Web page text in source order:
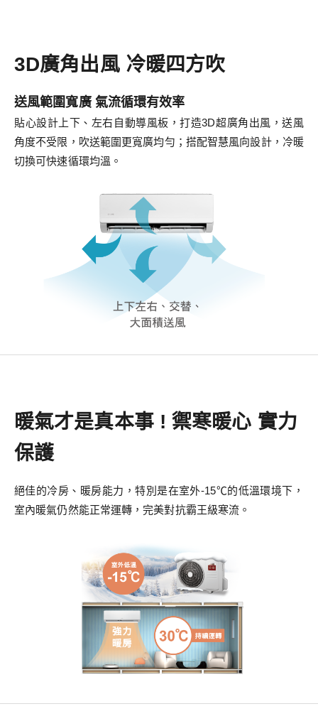
3D廣角出風 冷暖四方吹
送風範圍寬廣 氣流循環有效率
貼心設計上下、左右自動導風板，打造3D超廣角出風，送風
角度不受限，吹送範圍更寬廣均勻；搭配智慧風向設計，冷暖
切換可快速循環均溫。
暖氣才是真本事 ! 禦寒暖心 實力
保護
絕佳的冷房、暖房能力，特別是在室外-15℃的低溫環境下，
室內暖氣仍然能正常運轉，完美對抗霸王級寒流。